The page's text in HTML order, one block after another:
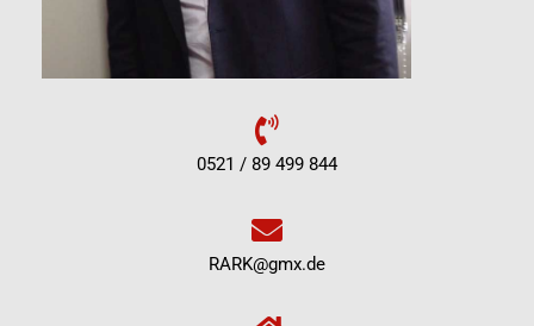
0521 / 89 499 844
RARK@gmx.de